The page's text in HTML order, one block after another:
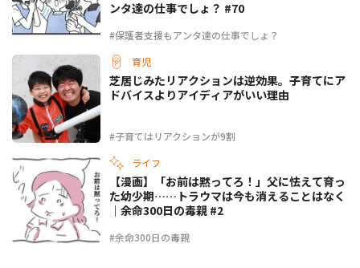
#保護者支援もアンタ達の仕事でしょ？
ンタ達の仕事でしょ？ #70
育児
#子育てはリアクションが9割
芝居じみたリアクションは逆効果。子育てにア
ドバイスよりアイディアがいい理由
ライフ
#余命300日の毒親
【漫画】「お前は黙ってろ！」父に怯えて育っ
た幼少期……トラウマは今も消えることはなく
｜余命300日の毒親 #2